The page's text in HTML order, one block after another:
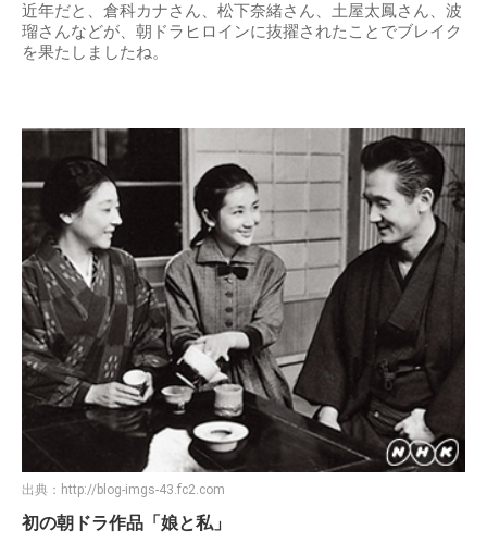
近年だと、倉科カナさん、松下奈緒さん、土屋太鳳さん、波
瑠さんなどが、朝ドラヒロインに抜擢されたことでブレイク
を果たしましたね。
出典： http://blog-imgs-43.fc2.com
初の朝ドラ作品「娘と私」